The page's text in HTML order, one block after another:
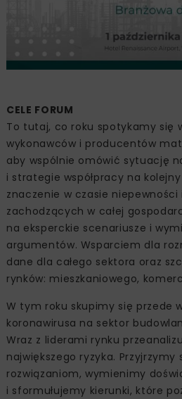
CELE FORUM
To tutaj, co roku spotykamy się
wykonawców i producentów
aby wspólnie omówić sytuację
i strategie współpracy na
znaczenie w czasie
zachodzących w całej
na eksperckie scenariusze i
argumentów. Wsparciem dla
dane dla całego sektora oraz
rynków: mieszkaniowego,
W tym roku skupimy się przede
koronawirusa na sektor
Wraz z liderami rynku
największego ryzyka. Przyjrzymy
rozwiązaniom, wymienimy
i sformułujemy kierunki, które